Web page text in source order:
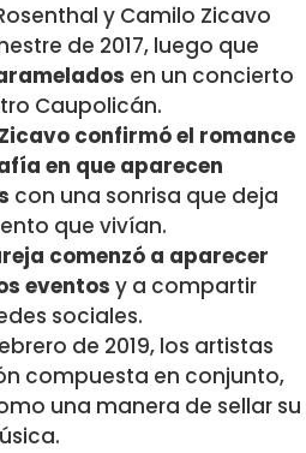
y Camilo Zicavo
de 2017, luego que
en un concierto
Caupolicán.
Zicavo confirmó el romance
en que aparecen
con una sonrisa que deja
que vivían.
comenzó a aparecer
eventos y a compartir
sociales.
de 2019, los artistas
compuesta en conjunto,
una manera de sellar su